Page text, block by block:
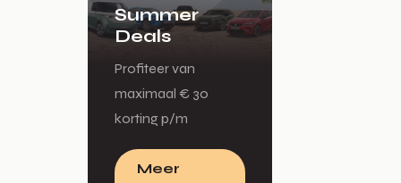
Summer
Deals
Profiteer van
maximaal € 30
korting p/m
Meer